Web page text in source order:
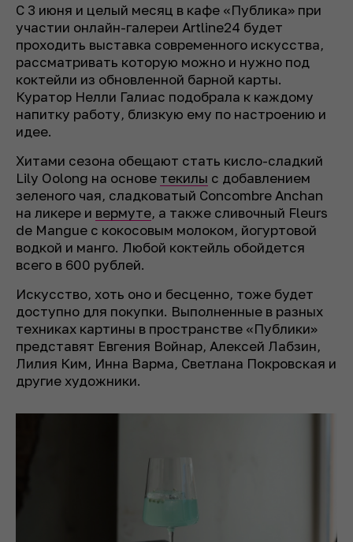
С 3 июня и целый месяц в кафе «Публика» при
участии онлайн-галереи Artline24 будет
проходить выставка современного искусства,
рассматривать которую можно и нужно под
коктейли из обновленной барной карты.
Куратор Нелли Галиас подобрала к каждому
напитку работу, близкую ему по настроению и
идее.
Хитами сезона обещают стать кисло-сладкий
Lily Oolong на основе текилы с добавлением
зеленого чая, сладковатый Concombre Anchan
на ликере и вермуте, а также сливочный Fleurs
de Mangue с кокосовым молоком, йогуртовой
водкой и манго. Любой коктейль обойдется
всего в 600 рублей.
Искусство, хоть оно и бесценно, тоже будет
доступно для покупки. Выполненные в разных
техниках картины в пространстве «Публики»
представят Евгения Войнар, Алексей Лабзин,
Лилия Ким, Инна Варма, Светлана Покровская и
другие художники.